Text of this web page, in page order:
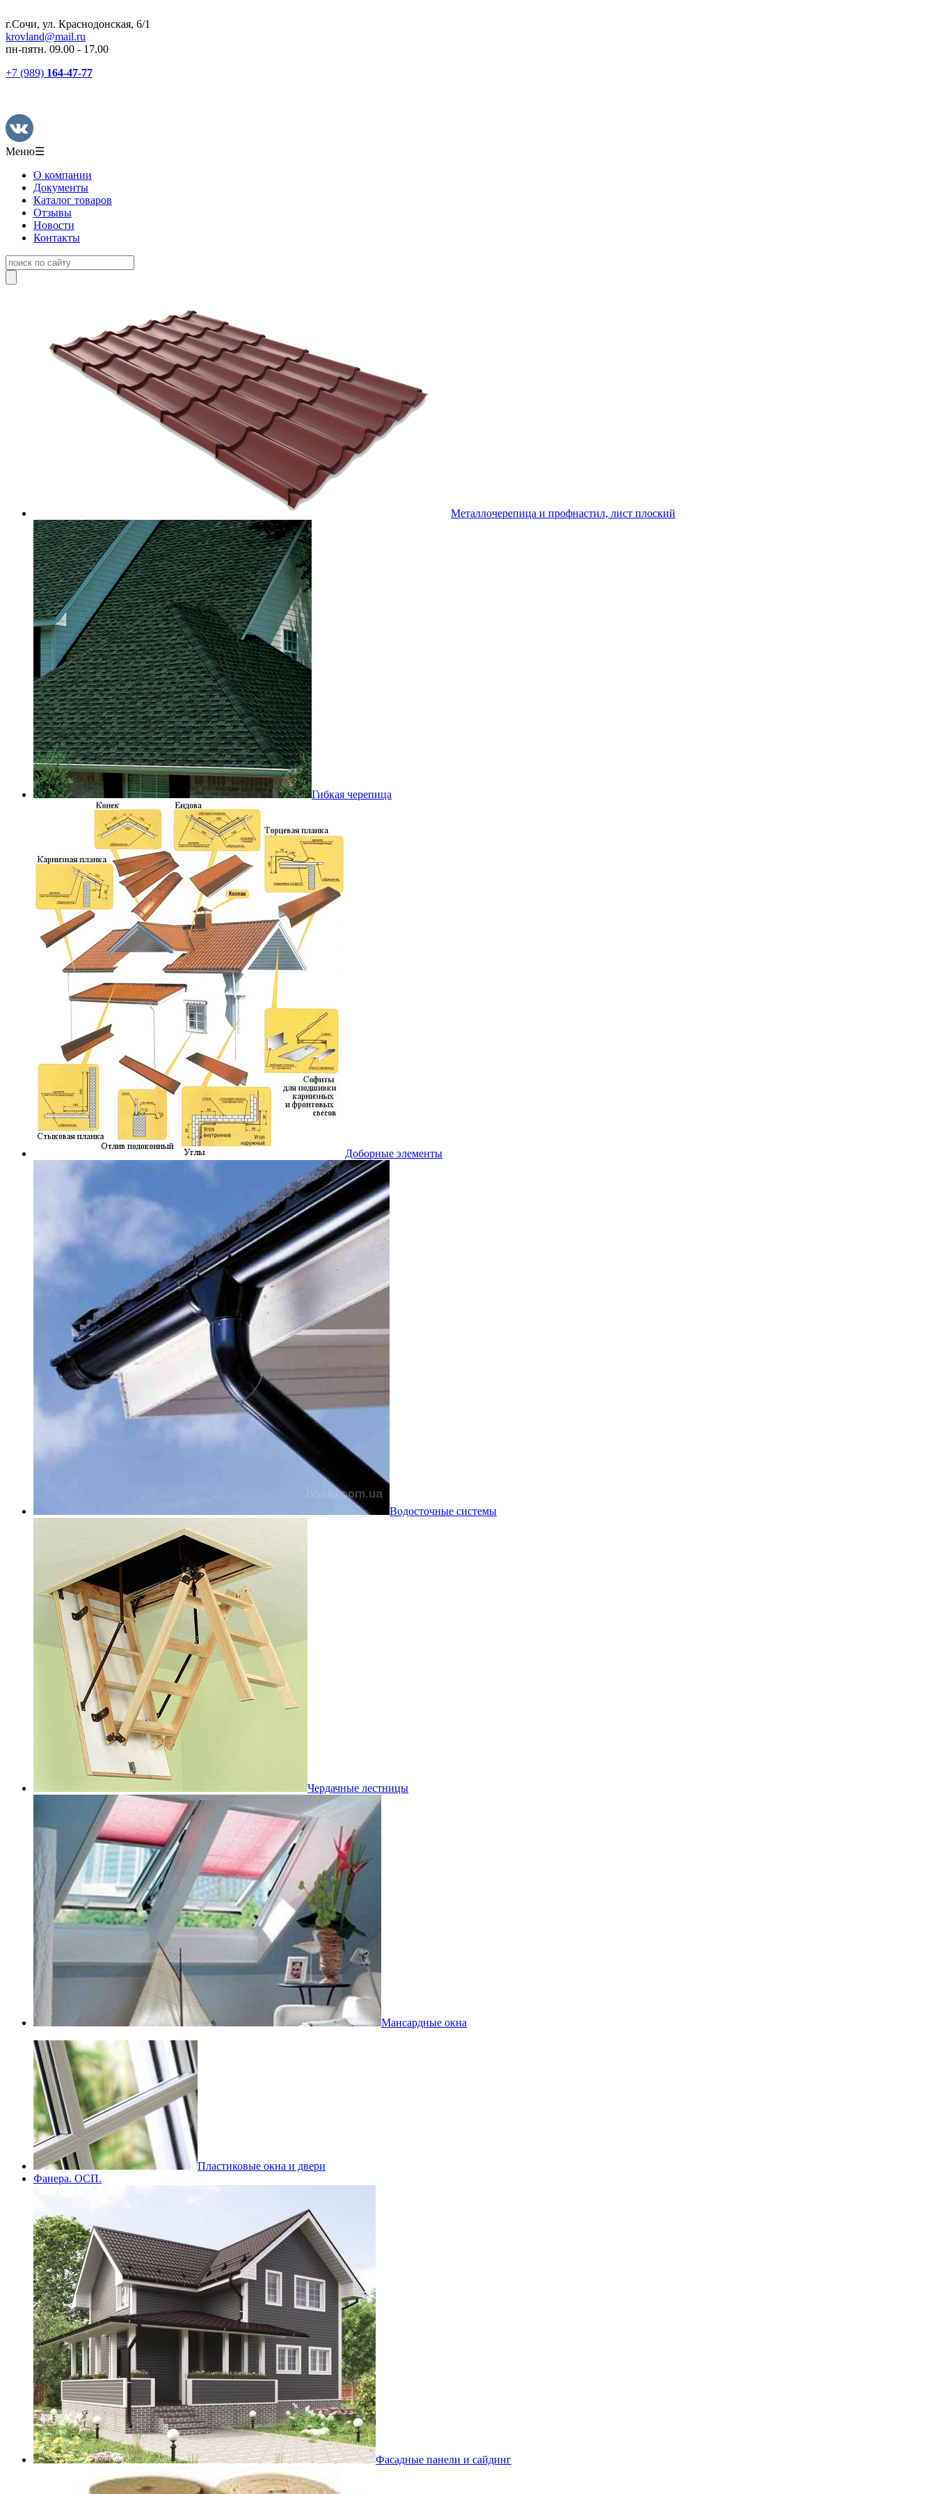
г.Сочи, ул. Краснодонская, 6/1
krovland@mail.ru
пн-пятн. 09.00 - 17.00
+7 (989) 164-47-77
Меню☰
О компании
Документы
Каталог товаров
Отзывы
Новости
Контакты
Металлочерепица и профнастил, лист плоский
Гибкая черепица
Доборные элементы
Водосточные системы
Чердачные лестницы
Мансардные окна
Пластиковые окна и двери
Фанера. ОСП.
Фасадные панели и сайдинг